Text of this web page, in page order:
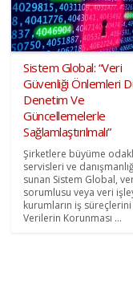
Sistem Global: “Veri
Güvenliği Önlemleri
Denetim Ve
Güncellemelerle
Sağlamlaştırılmalı”
Şirketlere büyüme
servisleri ve
sunan Sistem Global,
sorumlusu veya veri
kurumların iş süreçlerini
Verilerin Korunması ...